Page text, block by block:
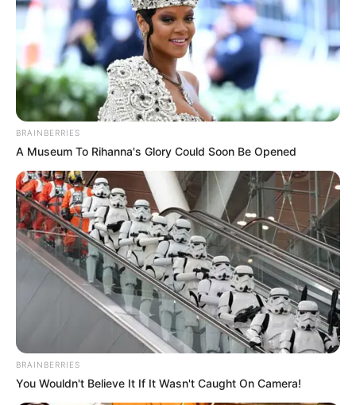
BRAINBERRIES
A Museum To Rihanna's Glory Could Soon Be Opened
BRAINBERRIES
You Wouldn't Believe It If It Wasn't Caught On Camera!